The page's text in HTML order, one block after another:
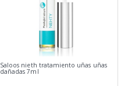
Saloos nieth tratamiento uñas uñas
dañadas 7ml